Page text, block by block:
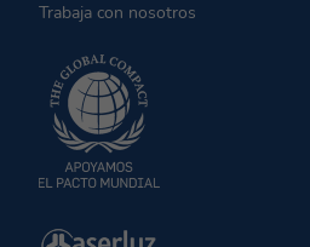
Trabaja con nosotros